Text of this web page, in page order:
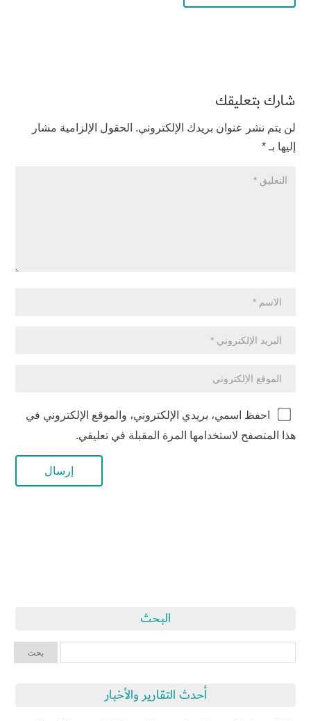
شارك بتعليقك
لن يتم نشر عنوان بريدك الإلكتروني. الحقول الإلزامية مشار
إليها بـ *
احفظ اسمي، بريدي الإلكتروني، والموقع الإلكتروني في
هذا المتصفح لاستخدامها المرة المقبلة في تعليقي.
البحث
أحدث التقارير والأخبار